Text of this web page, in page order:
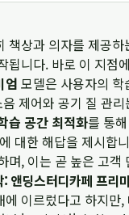
책상과 의자를 제공
됩니다. 바로 이 지점
엄 모델은 사용자의
제어와 공기 질 관
습 공간 최적화를 통
대한 해답을 제시합
며, 이는 곧 높은 고
앤딩스터디카페 프리
이르렀다고 하지